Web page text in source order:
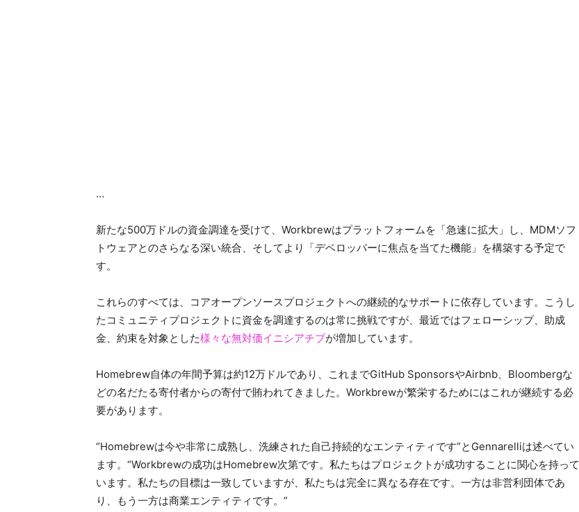
…
新たな500万ドルの資金調達を受けて、Workbrewはプラットフォームを「急速に拡大」し、MDMソフ
トウェアとのさらなる深い統合、そしてより「デベロッパーに焦点を当てた機能」を構築する予定で
す。
これらのすべては、コアオープンソースプロジェクトへの継続的なサポートに依存しています。こうし
たコミュニティプロジェクトに資金を調達するのは常に挑戦ですが、最近ではフェローシップ、助成
金、約束を対象とした様々な無対価イニシアチブが増加しています。
Homebrew自体の年間予算は約12万ドルであり、これまでGitHub SponsorsやAirbnb、Bloombergな
どの名だたる寄付者からの寄付で賄われてきました。Workbrewが繁栄するためにはこれが継続する必
要があります。
“Homebrewは今や非常に成熟し、洗練された自己持続的なエンティティです”とGennarelliは述べてい
ます。“Workbrewの成功はHomebrew次第です。私たちはプロジェクトが成功することに関心を持って
います。私たちの目標は一致していますが、私たちは完全に異なる存在です。一方は非営利団体であ
り、もう一方は商業エンティティです。”